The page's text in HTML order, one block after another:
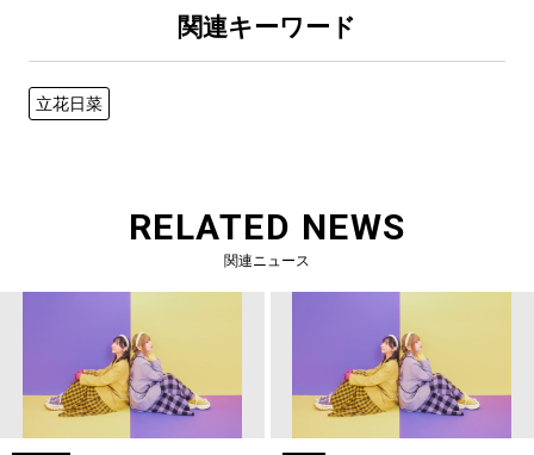
関連キーワード
立花日菜
RELATED NEWS
関連ニュース